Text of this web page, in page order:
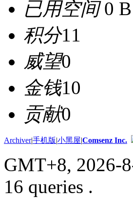
已用空间0 B
积分11
威望0
金钱10
贡献0
Archiver|手机版|小黑屋|Comsenz Inc.
GMT+8, 2026-
16 queries .